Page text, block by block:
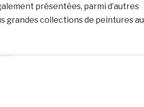
présentées, parmi d’autres
grandes collections de peintures au